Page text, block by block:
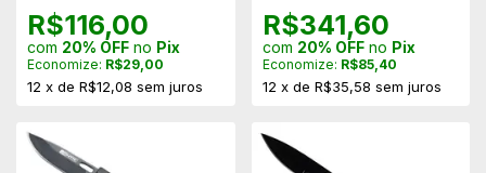
R$116,00
com 20% OFF no Pix
Economize: R$29,00
12 x de R$12,08 sem juros
R$341,60
com 20% OFFno Pix
Economize: R$85,40
12 x de R$35,58 sem juros